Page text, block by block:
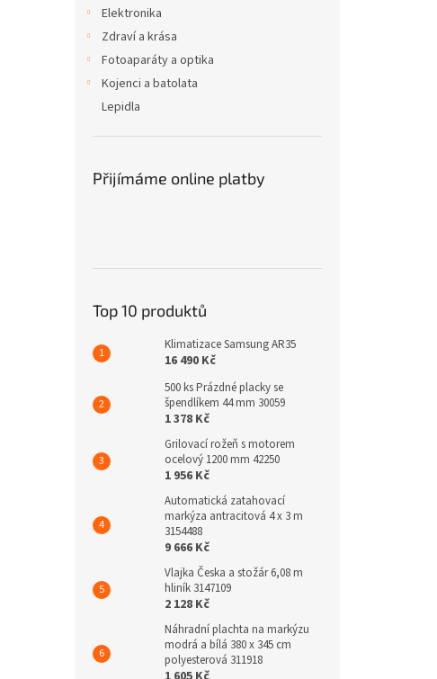
Elektronika
Zdraví a krása
Fotoaparáty a optika
Kojenci a batolata
Lepidla
Přijímáme online platby
Top 10 produktů
Klimatizace Samsung AR35
16 490 Kč
500 ks Prázdné placky se
špendlíkem 44 mm 30059
1 378 Kč
Grilovací rožeň s motorem
ocelový 1200 mm 42250
1 956 Kč
Automatická zatahovací
markýza antracitová 4 x 3 m
3154488
9 666 Kč
Vlajka Česka a stožár 6,08 m
hliník 3147109
2 128 Kč
Náhradní plachta na markýzu
modrá a bílá 380 x 345 cm
polyesterová 311918